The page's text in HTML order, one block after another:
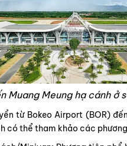
Muang Meung hạ cánh ở
từ Bokeo Airport (BOR)
có thể tham khảo các